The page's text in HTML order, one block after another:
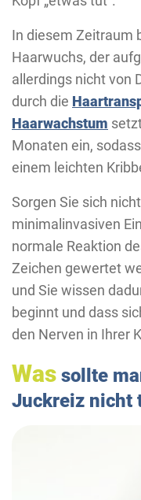
In diesem Zeitraum
Haarwuchs, der
allerdings nicht von
durch die
Haarwachstum
Monaten ein,
einem leichten
Sorgen Sie sich
minimalinvasiven
normale Reaktion
Zeichen gewertet
und Sie wissen
beginnt und dass
den Nerven in Ihrer
Was sollte
Juckreiz nicht